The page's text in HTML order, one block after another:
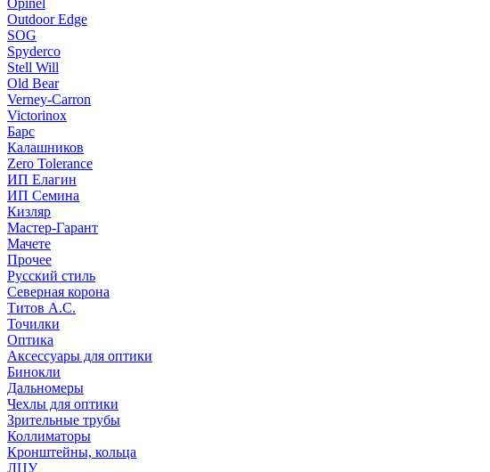
Opinel
Outdoor Edge
SOG
Spyderco
Stell Will
Old Bear
Verney-Carron
Victorinox
Барс
Калашников
Zero Tolerance
ИП Елагин
ИП Семина
Кизляр
Мастер-Гарант
Мачете
Прочее
Русский стиль
Северная корона
Титов А.С.
Точилки
Оптика
Аксессуары для оптики
Бинокли
Дальномеры
Чехлы для оптики
Зрительные трубы
Коллиматоры
Кронштейны, кольца
ЛЦУ